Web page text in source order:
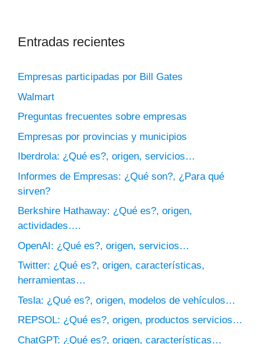
Entradas recientes
Empresas participadas por Bill Gates
Walmart
Preguntas frecuentes sobre empresas
Empresas por provincias y municipios
Iberdrola: ¿Qué es?, origen, servicios…
Informes de Empresas: ¿Qué son?, ¿Para qué
sirven?
Berkshire Hathaway: ¿Qué es?, origen,
actividades….
OpenAI: ¿Qué es?, origen, servicios…
Twitter: ¿Qué es?, origen, características,
herramientas…
Tesla: ¿Qué es?, origen, modelos de vehículos…
REPSOL: ¿Qué es?, origen, productos servicios…
ChatGPT: ¿Qué es?, origen, características…